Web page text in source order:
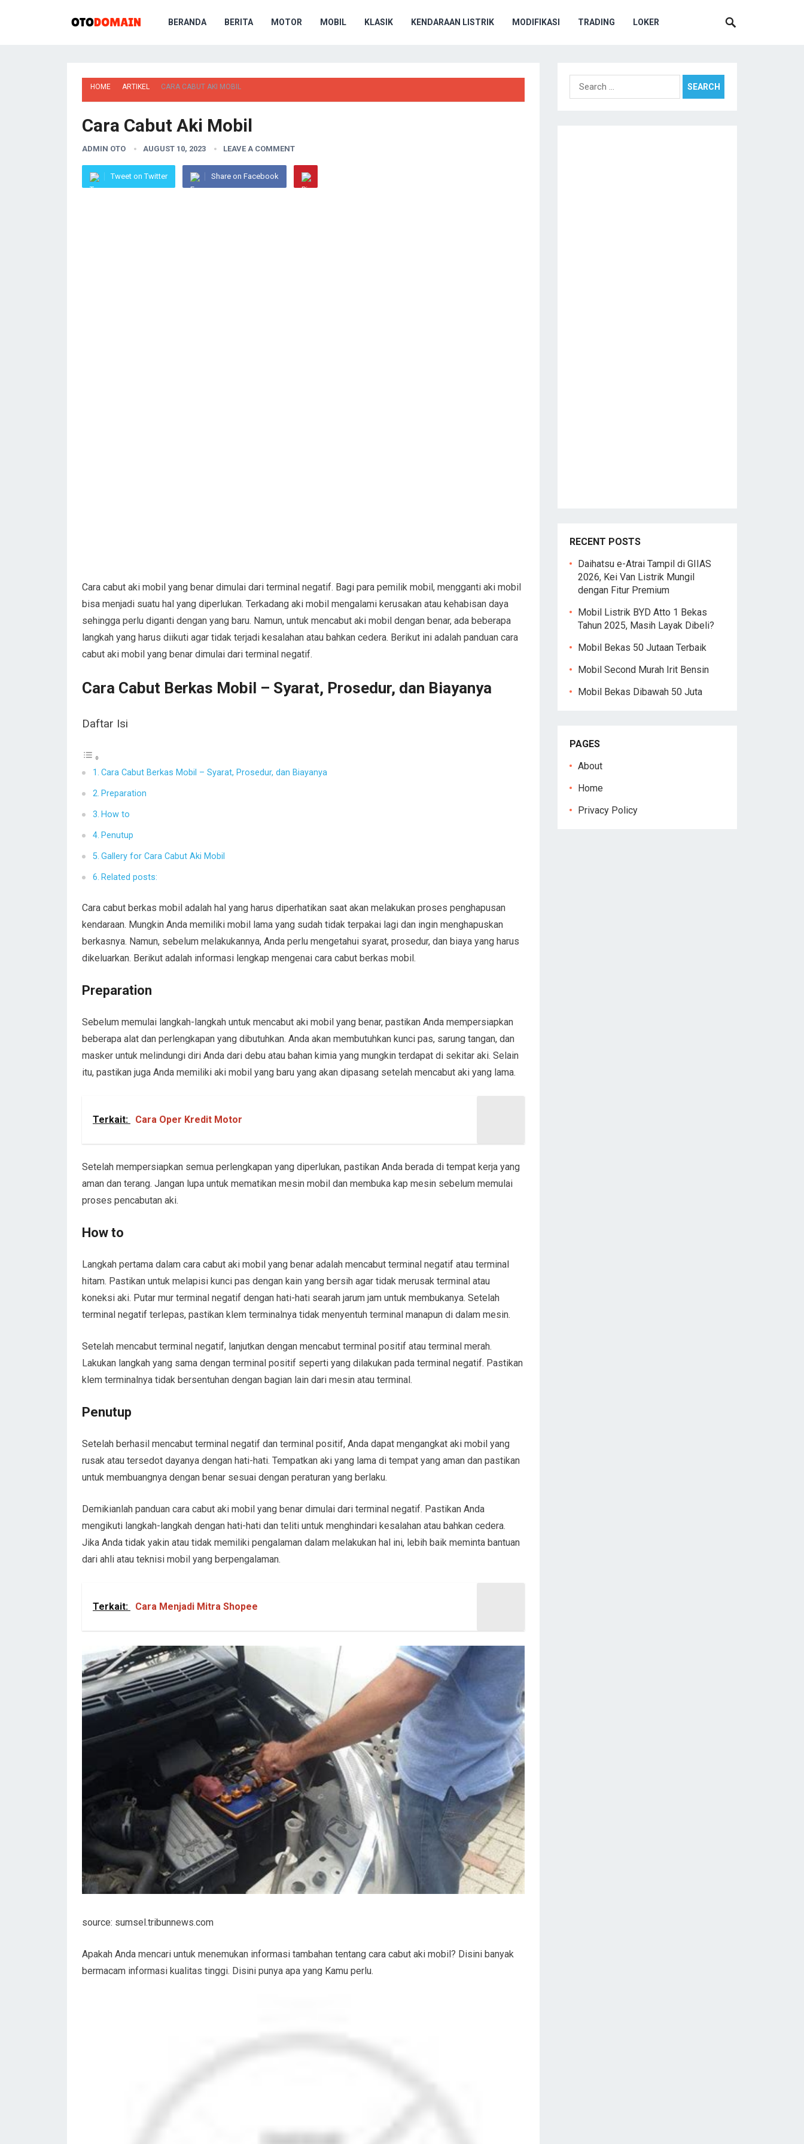
BERANDA BERITA MOTOR MOBIL KLASIK KENDARAAN LISTRIK MODIFIKASI TRADING LOKER
HOME ARTIKEL CARA CABUT AKI MOBIL
Cara Cabut Aki Mobil
ADMIN OTO AUGUST 10, 2023 LEAVE A COMMENT
Tweet on Twitter Share on Facebook
Cara cabut aki mobil yang benar dimulai dari terminal negatif. Bagi para pemilik mobil, mengganti aki mobil
bisa menjadi suatu hal yang diperlukan. Terkadang aki mobil mengalami kerusakan atau kehabisan daya
sehingga perlu diganti dengan yang baru. Namun, untuk mencabut aki mobil dengan benar, ada beberapa
langkah yang harus diikuti agar tidak terjadi kesalahan atau bahkan cedera. Berikut ini adalah panduan cara
cabut aki mobil yang benar dimulai dari terminal negatif.
Cara Cabut Berkas Mobil – Syarat, Prosedur, dan Biayanya
Daftar Isi
Cara Cabut Berkas Mobil – Syarat, Prosedur, dan Biayanya
Preparation
How to
Penutup
Gallery for Cara Cabut Aki Mobil
Related posts:
Cara cabut berkas mobil adalah hal yang harus diperhatikan saat akan melakukan proses penghapusan
kendaraan. Mungkin Anda memiliki mobil lama yang sudah tidak terpakai lagi dan ingin menghapuskan
berkasnya. Namun, sebelum melakukannya, Anda perlu mengetahui syarat, prosedur, dan biaya yang harus
dikeluarkan. Berikut adalah informasi lengkap mengenai cara cabut berkas mobil.
Preparation
Sebelum memulai langkah-langkah untuk mencabut aki mobil yang benar, pastikan Anda mempersiapkan
beberapa alat dan perlengkapan yang dibutuhkan. Anda akan membutuhkan kunci pas, sarung tangan, dan
masker untuk melindungi diri Anda dari debu atau bahan kimia yang mungkin terdapat di sekitar aki. Selain
itu, pastikan juga Anda memiliki aki mobil yang baru yang akan dipasang setelah mencabut aki yang lama.
Terkait: Cara Oper Kredit Motor
Setelah mempersiapkan semua perlengkapan yang diperlukan, pastikan Anda berada di tempat kerja yang
aman dan terang. Jangan lupa untuk mematikan mesin mobil dan membuka kap mesin sebelum memulai
proses pencabutan aki.
How to
Langkah pertama dalam cara cabut aki mobil yang benar adalah mencabut terminal negatif atau terminal
hitam. Pastikan untuk melapisi kunci pas dengan kain yang bersih agar tidak merusak terminal atau
koneksi aki. Putar mur terminal negatif dengan hati-hati searah jarum jam untuk membukanya. Setelah
terminal negatif terlepas, pastikan klem terminalnya tidak menyentuh terminal manapun di dalam mesin.
Setelah mencabut terminal negatif, lanjutkan dengan mencabut terminal positif atau terminal merah.
Lakukan langkah yang sama dengan terminal positif seperti yang dilakukan pada terminal negatif. Pastikan
klem terminalnya tidak bersentuhan dengan bagian lain dari mesin atau terminal.
Penutup
Setelah berhasil mencabut terminal negatif dan terminal positif, Anda dapat mengangkat aki mobil yang
rusak atau tersedot dayanya dengan hati-hati. Tempatkan aki yang lama di tempat yang aman dan pastikan
untuk membuangnya dengan benar sesuai dengan peraturan yang berlaku.
Demikianlah panduan cara cabut aki mobil yang benar dimulai dari terminal negatif. Pastikan Anda
mengikuti langkah-langkah dengan hati-hati dan teliti untuk menghindari kesalahan atau bahkan cedera.
Jika Anda tidak yakin atau tidak memiliki pengalaman dalam melakukan hal ini, lebih baik meminta bantuan
dari ahli atau teknisi mobil yang berpengalaman.
Terkait: Cara Menjadi Mitra Shopee
source: sumsel.tribunnews.com
Apakah Anda mencari untuk menemukan informasi tambahan tentang cara cabut aki mobil? Disini banyak
bermacam informasi kualitas tinggi. Disini punya apa yang Kamu perlu.
Search
for:
RECENT POSTS
Daihatsu e-Atrai Tampil di GIIAS
2026, Kei Van Listrik Mungil
dengan Fitur Premium
Mobil Listrik BYD Atto 1 Bekas
Tahun 2025, Masih Layak Dibeli?
Mobil Bekas 50 Jutaan Terbaik
Mobil Second Murah Irit Bensin
Mobil Bekas Dibawah 50 Juta
PAGES
About
Home
Privacy Policy